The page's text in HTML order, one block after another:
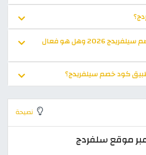
ما هو أقوى كود خصم سيلفريدج 2026 وهل هو فعال
كود خصم سيلفريدج؟
نصيحة
موقع سلفردج